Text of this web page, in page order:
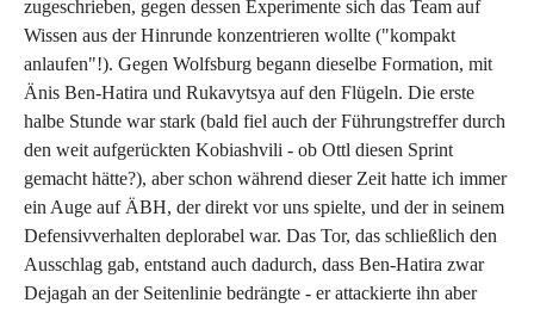
zugeschrieben, gegen dessen Experimente sich das Team auf
Wissen aus der Hinrunde konzentrieren wollte ("kompakt
anlaufen"!). Gegen Wolfsburg begann dieselbe Formation, mit
Änis Ben-Hatira und Rukavytsya auf den Flügeln. Die erste
halbe Stunde war stark (bald fiel auch der Führungstreffer durch
den weit aufgerückten Kobiashvili - ob Ottl diesen Sprint
gemacht hätte?), aber schon während dieser Zeit hatte ich immer
ein Auge auf ÄBH, der direkt vor uns spielte, und der in seinem
Defensivverhalten deplorabel war. Das Tor, das schließlich den
Ausschlag gab, entstand auch dadurch, dass Ben-Hatira zwar
Dejagah an der Seitenlinie bedrängte - er attackierte ihn aber